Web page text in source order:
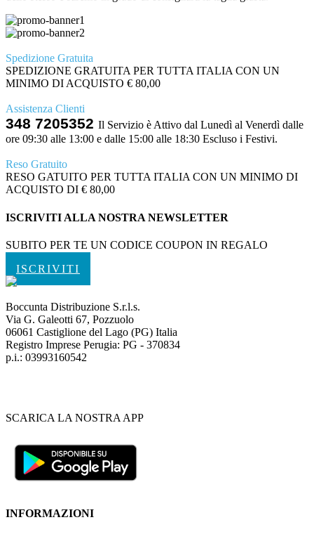
Spedizione Gratuita
SPEDIZIONE GRATUITA PER TUTTA ITALIA CON UN
MINIMO DI ACQUISTO € 80,00
Assistenza Clienti
348 7205352 Il Servizio è Attivo dal Lunedì al Venerdì dalle
ore 09:30 alle 13:00 e dalle 15:00 alle 18:30 Escluso i Festivi.
Reso Gratuito
RESO GATUITO PER TUTTA ITALIA CON UN MINIMO DI
ACQUISTO DI € 80,00
ISCRIVITI ALLA NOSTRA NEWSLETTER
SUBITO PER TE UN CODICE COUPON IN REGALO
ISCRIVITI
Boccunta Distribuzione S.r.l.s.
Via G. Galeotti 67, Pozzuolo
06061 Castiglione del Lago (PG) Italia
Registro Imprese Perugia: PG - 370834
p.i.: 03993160542
SCARICA LA NOSTRA APP
INFORMAZIONI